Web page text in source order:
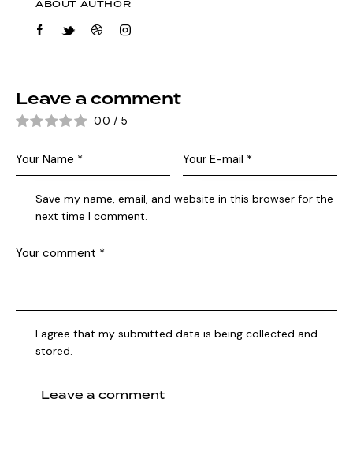
ABOUT AUTHOR
Leave a comment
0.0 / 5
Save my name, email, and website in this browser for the
next time I comment.
I agree that my submitted data is being collected and
stored.